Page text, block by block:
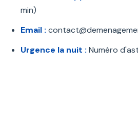
min)
Email :
Urgence la nuit : Numéro